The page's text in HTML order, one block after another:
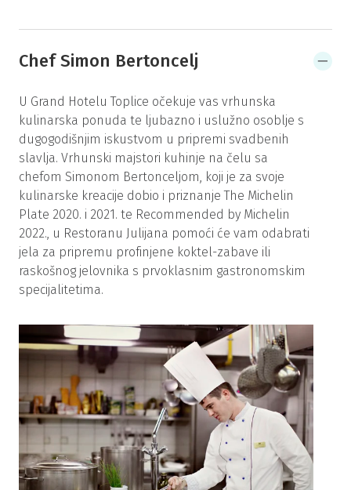
Chef Simon Bertoncelj
U Grand Hotelu Toplice očekuje vas vrhunska
kulinarska ponuda te ljubazno i uslužno osoblje s
dugogodišnjim iskustvom u pripremi svadbenih
slavlja. Vrhunski majstori kuhinje na čelu sa
chefom Simonom Bertonceljom, koji je za svoje
kulinarske kreacije dobio i priznanje The Michelin
Plate 2020. i 2021. te Recommended by Michelin
2022., u Restoranu Julijana pomoći će vam odabrati
jela za pripremu profinjene koktel-zabave ili
raskošnog jelovnika s prvoklasnim gastronomskim
specijalitetima.